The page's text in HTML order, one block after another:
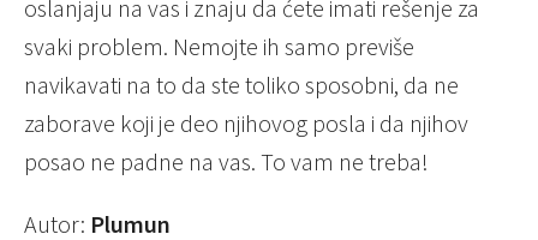
oslanjaju na vas i znaju da ćete imati rešenje za
svaki problem. Nemojte ih samo previše
navikavati na to da ste toliko sposobni, da ne
zaborave koji je deo njihovog posla i da njihov
posao ne padne na vas. To vam ne treba!
Autor: Plumun